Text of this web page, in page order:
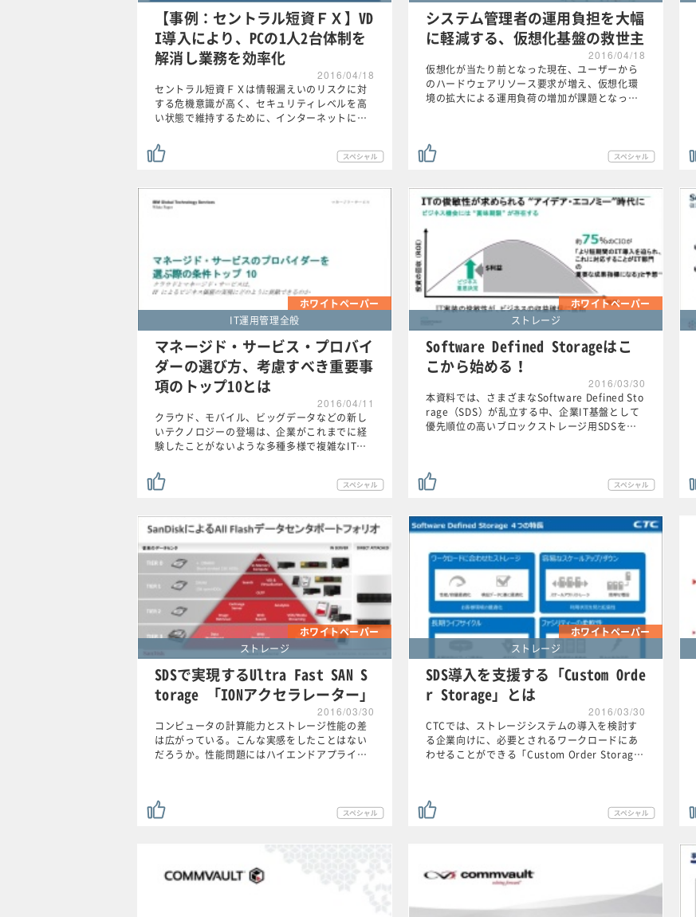
【事例：セントラル短資ＦＸ】VD
I導入により、PCの1人2台体制を
解消し業務を効率化
2016/04/18
セントラル短資ＦＸは情報漏えいのリスクに対
する危機意識が高く、セキュリティレベルを高
い状態で維持するために、インターネットに…
システム管理者の運用負担を大幅
に軽減する、仮想化基盤の救世主
2016/04/18
仮想化が当たり前となった現在、ユーザーから
のハードウェアリソース要求が増え、仮想化環
境の拡大による運用負荷の増加が課題となっ…
ホワイトペーパー
IT運用管理全般
マネージド・サービス・プロバイ
ダーの選び方、考慮すべき重要事
項のトップ10とは
2016/04/11
クラウド、モバイル、ビッグデータなどの新し
いテクノロジーの登場は、企業がこれまでに経
験したことがないような多種多様で複雑なIT…
ホワイトペーパー
ストレージ
Software Defined Storageはこ
こから始める！
2016/03/30
本資料では、さまざまなSoftware Defined Sto
rage（SDS）が乱立する中、企業IT基盤として
優先順位の高いブロックストレージ用SDSを…
ホワイトペーパー
ストレージ
SDSで実現するUltra Fast SAN S
torage 「IONアクセラレーター」
2016/03/30
コンピュータの計算能力とストレージ性能の差
は広がっている。こんな実感をしたことはない
だろうか。性能問題にはハイエンドアプライ…
ホワイトペーパー
ストレージ
SDS導入を支援する「Custom Orde
r Storage」とは
2016/03/30
CTCでは、ストレージシステムの導入を検討す
る企業向けに、必要とされるワークロードにあ
わせることができる「Custom Order Storag…